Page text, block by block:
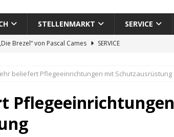
STELLENMARKT SERVICE
Brezel“ von Pascal Cames
SERVICE
des 65. Fasnetsumzugs Dillweißenstein
We’ll be back.
PF-BITS INTERN
Karadeniz: Der Mann hinter PF-Bits lebt nicht mehr
beliefert Pflegeeinrichtungen mit Schutzausrüstung
Pflegeeinrichtungen